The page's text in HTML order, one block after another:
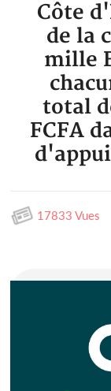
Côte
de la
mille
total
FCFA
17833 Vues